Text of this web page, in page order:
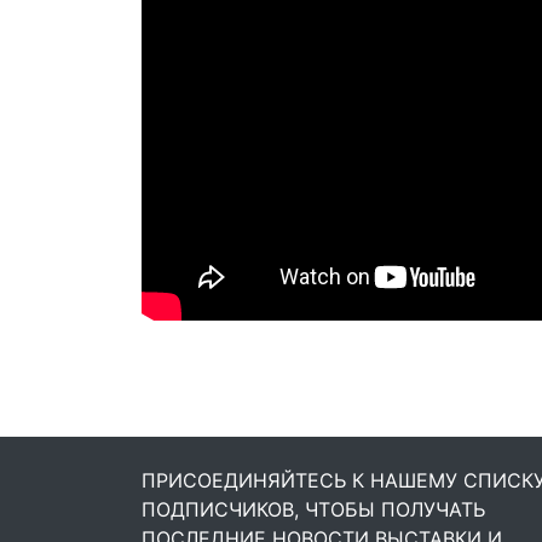
ПРИСОЕДИНЯЙТЕСЬ К НАШЕМУ
ПОДПИСЧИКОВ, ЧТОБЫ ПОЛУЧАТЬ